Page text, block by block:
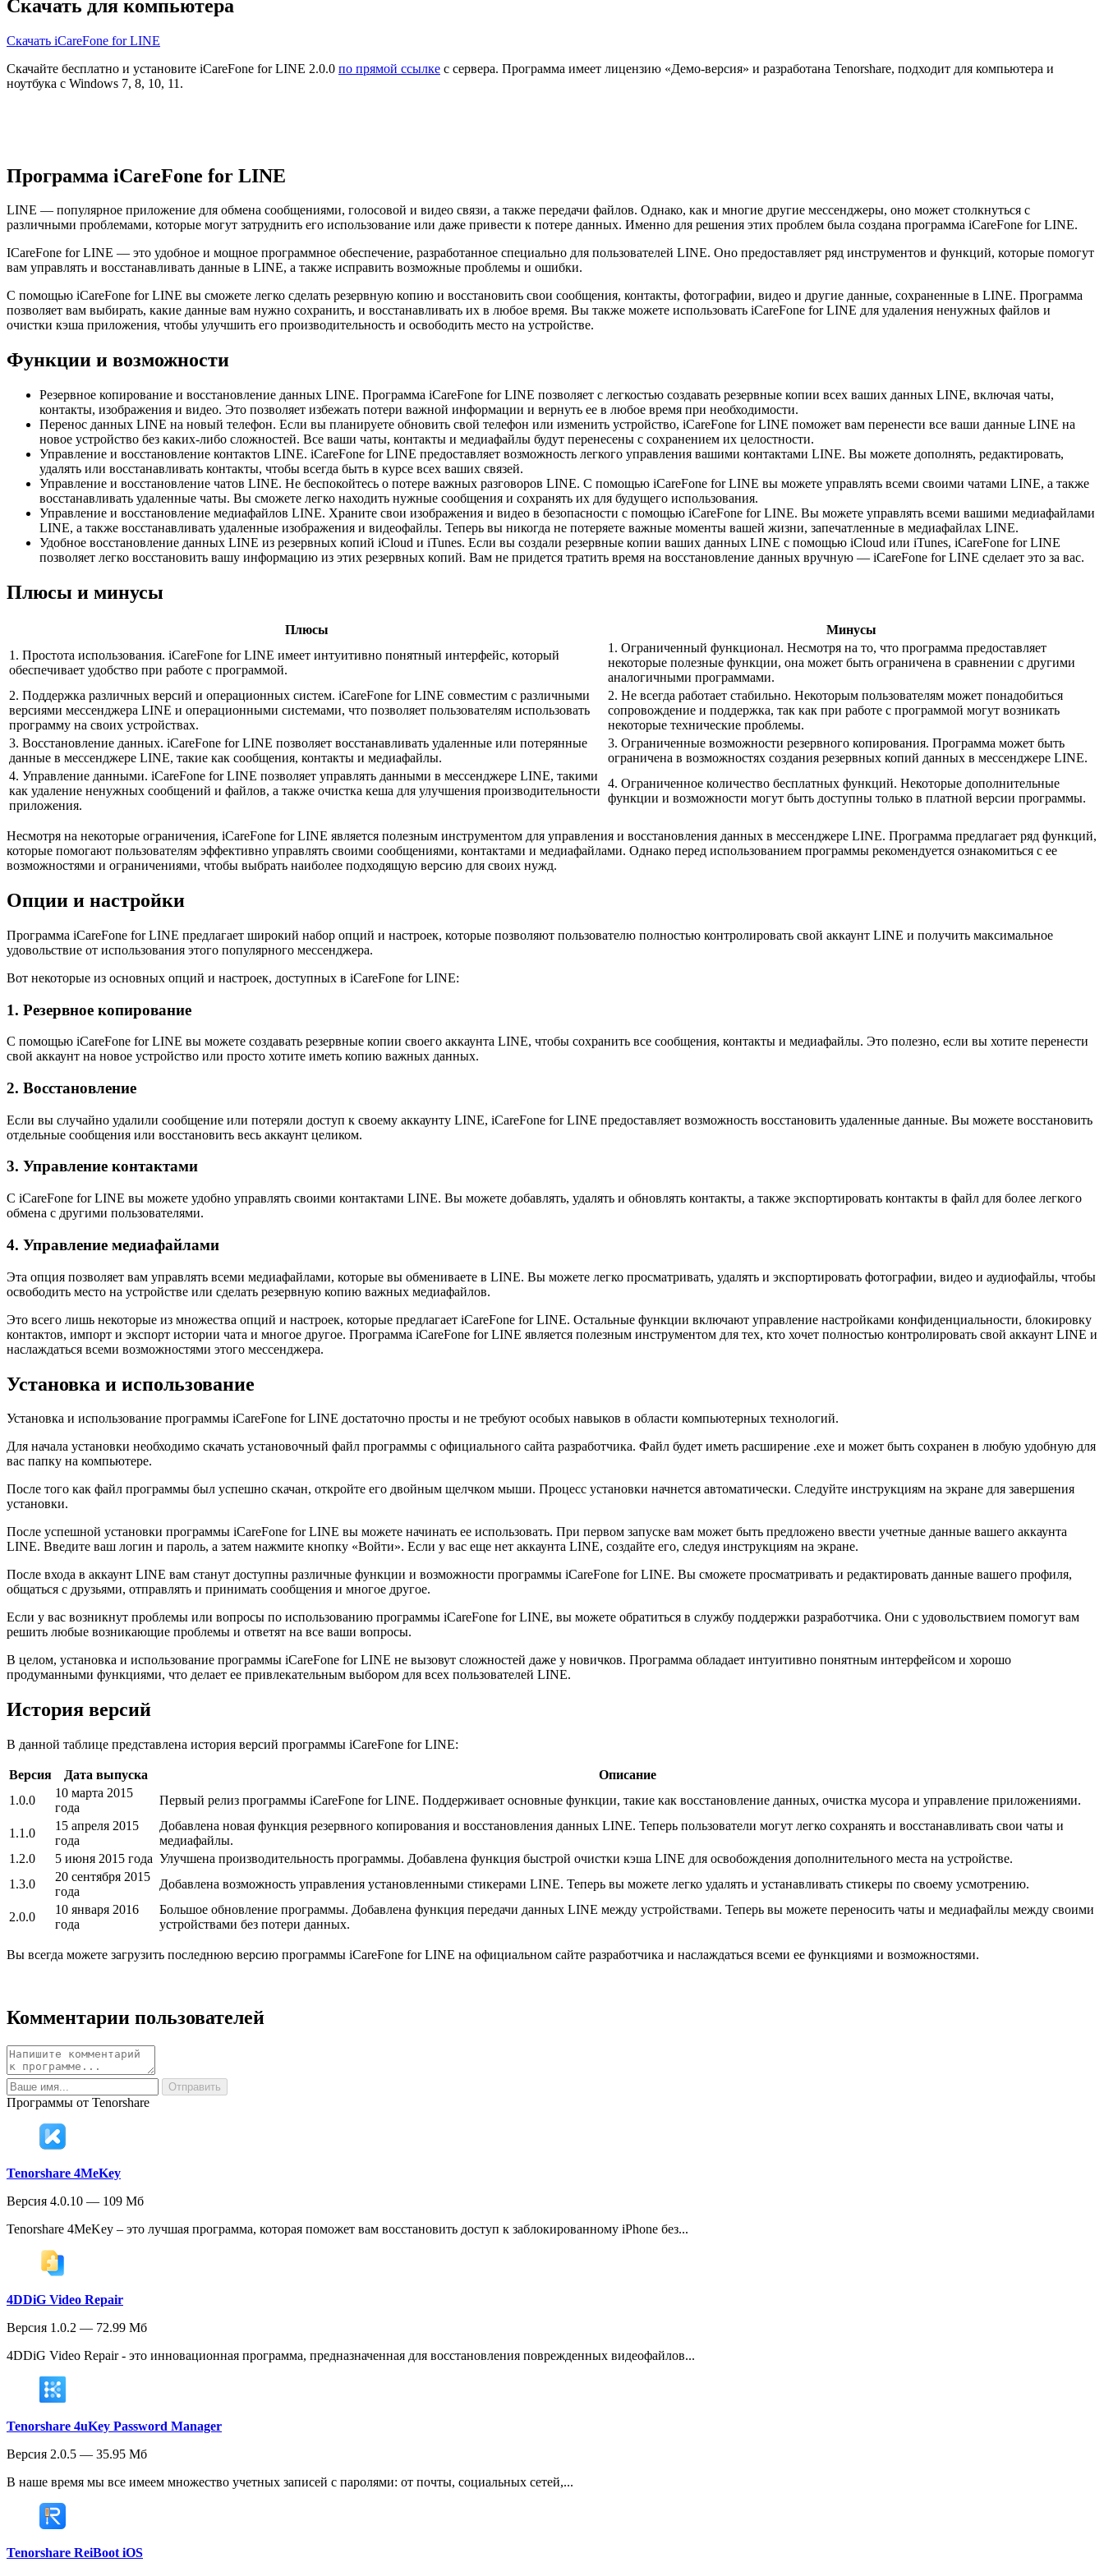
Скачать для компьютера
Скачать iCareFone for LINE
Скачайте бесплатно и установите iCareFone for LINE 2.0.0 по прямой ссылке с сервера. Программа имеет лицензию «Демо-версия» и разработана Tenorshare, подходит для компьютера и
ноутбука с Windows 7, 8, 10, 11.
Программа iCareFone for LINE
LINE — популярное приложение для обмена сообщениями, голосовой и видео связи, а также передачи файлов. Однако, как и многие другие мессенджеры, оно может столкнуться с
различными проблемами, которые могут затруднить его использование или даже привести к потере данных. Именно для решения этих проблем была создана программа iCareFone for LINE.
ICareFone for LINE — это удобное и мощное программное обеспечение, разработанное специально для пользователей LINE. Оно предоставляет ряд инструментов и функций, которые помогут
вам управлять и восстанавливать данные в LINE, а также исправить возможные проблемы и ошибки.
С помощью iCareFone for LINE вы сможете легко сделать резервную копию и восстановить свои сообщения, контакты, фотографии, видео и другие данные, сохраненные в LINE. Программа
позволяет вам выбирать, какие данные вам нужно сохранить, и восстанавливать их в любое время. Вы также можете использовать iCareFone for LINE для удаления ненужных файлов и
очистки кэша приложения, чтобы улучшить его производительность и освободить место на устройстве.
Функции и возможности
Резервное копирование и восстановление данных LINE. Программа iCareFone for LINE позволяет с легкостью создавать резервные копии всех ваших данных LINE, включая чаты,
контакты, изображения и видео. Это позволяет избежать потери важной информации и вернуть ее в любое время при необходимости.
Перенос данных LINE на новый телефон. Если вы планируете обновить свой телефон или изменить устройство, iCareFone for LINE поможет вам перенести все ваши данные LINE на
новое устройство без каких-либо сложностей. Все ваши чаты, контакты и медиафайлы будут перенесены с сохранением их целостности.
Управление и восстановление контактов LINE. iCareFone for LINE предоставляет возможность легкого управления вашими контактами LINE. Вы можете дополнять, редактировать,
удалять или восстанавливать контакты, чтобы всегда быть в курсе всех ваших связей.
Управление и восстановление чатов LINE. Не беспокойтесь о потере важных разговоров LINE. С помощью iCareFone for LINE вы можете управлять всеми своими чатами LINE, а также
восстанавливать удаленные чаты. Вы сможете легко находить нужные сообщения и сохранять их для будущего использования.
Управление и восстановление медиафайлов LINE. Храните свои изображения и видео в безопасности с помощью iCareFone for LINE. Вы можете управлять всеми вашими медиафайлами
LINE, а также восстанавливать удаленные изображения и видеофайлы. Теперь вы никогда не потеряете важные моменты вашей жизни, запечатленные в медиафайлах LINE.
Удобное восстановление данных LINE из резервных копий iCloud и iTunes. Если вы создали резервные копии ваших данных LINE с помощью iCloud или iTunes, iCareFone for LINE
позволяет легко восстановить вашу информацию из этих резервных копий. Вам не придется тратить время на восстановление данных вручную — iCareFone for LINE сделает это за вас.
Плюсы и минусы
Плюсы
Минусы
1. Простота использования. iCareFone for LINE имеет интуитивно понятный интерфейс, который
обеспечивает удобство при работе с программой.
1. Ограниченный функционал. Несмотря на то, что программа предоставляет
некоторые полезные функции, она может быть ограничена в сравнении с другими
аналогичными программами.
2. Поддержка различных версий и операционных систем. iCareFone for LINE совместим с различными
версиями мессенджера LINE и операционными системами, что позволяет пользователям использовать
программу на своих устройствах.
2. Не всегда работает стабильно. Некоторым пользователям может понадобиться
сопровождение и поддержка, так как при работе с программой могут возникать
некоторые технические проблемы.
3. Восстановление данных. iCareFone for LINE позволяет восстанавливать удаленные или потерянные
данные в мессенджере LINE, такие как сообщения, контакты и медиафайлы.
3. Ограниченные возможности резервного копирования. Программа может быть
ограничена в возможностях создания резервных копий данных в мессенджере LINE.
4. Управление данными. iCareFone for LINE позволяет управлять данными в мессенджере LINE, такими
как удаление ненужных сообщений и файлов, а также очистка кеша для улучшения производительности
приложения.
4. Ограниченное количество бесплатных функций. Некоторые дополнительные
функции и возможности могут быть доступны только в платной версии программы.
Несмотря на некоторые ограничения, iCareFone for LINE является полезным инструментом для управления и восстановления данных в мессенджере LINE. Программа предлагает ряд функций,
которые помогают пользователям эффективно управлять своими сообщениями, контактами и медиафайлами. Однако перед использованием программы рекомендуется ознакомиться с ее
возможностями и ограничениями, чтобы выбрать наиболее подходящую версию для своих нужд.
Опции и настройки
Программа iCareFone for LINE предлагает широкий набор опций и настроек, которые позволяют пользователю полностью контролировать свой аккаунт LINE и получить максимальное
удовольствие от использования этого популярного мессенджера.
Вот некоторые из основных опций и настроек, доступных в iCareFone for LINE:
1. Резервное копирование
С помощью iCareFone for LINE вы можете создавать резервные копии своего аккаунта LINE, чтобы сохранить все сообщения, контакты и медиафайлы. Это полезно, если вы хотите перенести
свой аккаунт на новое устройство или просто хотите иметь копию важных данных.
2. Восстановление
Если вы случайно удалили сообщение или потеряли доступ к своему аккаунту LINE, iCareFone for LINE предоставляет возможность восстановить удаленные данные. Вы можете восстановить
отдельные сообщения или восстановить весь аккаунт целиком.
3. Управление контактами
С iCareFone for LINE вы можете удобно управлять своими контактами LINE. Вы можете добавлять, удалять и обновлять контакты, а также экспортировать контакты в файл для более легкого
обмена с другими пользователями.
4. Управление медиафайлами
Эта опция позволяет вам управлять всеми медиафайлами, которые вы обмениваете в LINE. Вы можете легко просматривать, удалять и экспортировать фотографии, видео и аудиофайлы, чтобы
освободить место на устройстве или сделать резервную копию важных медиафайлов.
Это всего лишь некоторые из множества опций и настроек, которые предлагает iCareFone for LINE. Остальные функции включают управление настройками конфиденциальности, блокировку
контактов, импорт и экспорт истории чата и многое другое. Программа iCareFone for LINE является полезным инструментом для тех, кто хочет полностью контролировать свой аккаунт LINE и
наслаждаться всеми возможностями этого мессенджера.
Установка и использование
Установка и использование программы iCareFone for LINE достаточно просты и не требуют особых навыков в области компьютерных технологий.
Для начала установки необходимо скачать установочный файл программы с официального сайта разработчика. Файл будет иметь расширение .exe и может быть сохранен в любую удобную для
вас папку на компьютере.
После того как файл программы был успешно скачан, откройте его двойным щелчком мыши. Процесс установки начнется автоматически. Следуйте инструкциям на экране для завершения
установки.
После успешной установки программы iCareFone for LINE вы можете начинать ее использовать. При первом запуске вам может быть предложено ввести учетные данные вашего аккаунта
LINE. Введите ваш логин и пароль, а затем нажмите кнопку «Войти». Если у вас еще нет аккаунта LINE, создайте его, следуя инструкциям на экране.
После входа в аккаунт LINE вам станут доступны различные функции и возможности программы iCareFone for LINE. Вы сможете просматривать и редактировать данные вашего профиля,
общаться с друзьями, отправлять и принимать сообщения и многое другое.
Если у вас возникнут проблемы или вопросы по использованию программы iCareFone for LINE, вы можете обратиться в службу поддержки разработчика. Они с удовольствием помогут вам
решить любые возникающие проблемы и ответят на все ваши вопросы.
В целом, установка и использование программы iCareFone for LINE не вызовут сложностей даже у новичков. Программа обладает интуитивно понятным интерфейсом и хорошо
продуманными функциями, что делает ее привлекательным выбором для всех пользователей LINE.
История версий
В данной таблице представлена история версий программы iCareFone for LINE:
Версия Дата выпуска
Описание
1.0.0
10 марта 2015
года
Первый релиз программы iCareFone for LINE. Поддерживает основные функции, такие как восстановление данных, очистка мусора и управление приложениями.
1.1.0
15 апреля 2015
года
Добавлена новая функция резервного копирования и восстановления данных LINE. Теперь пользователи могут легко сохранять и восстанавливать свои чаты и
медиафайлы.
1.2.0
5 июня 2015 года Улучшена производительность программы. Добавлена функция быстрой очистки кэша LINE для освобождения дополнительного места на устройстве.
1.3.0
20 сентября 2015
года
Добавлена возможность управления установленными стикерами LINE. Теперь вы можете легко удалять и устанавливать стикеры по своему усмотрению.
2.0.0
10 января 2016
года
Большое обновление программы. Добавлена функция передачи данных LINE между устройствами. Теперь вы можете переносить чаты и медиафайлы между своими
устройствами без потери данных.
Вы всегда можете загрузить последнюю версию программы iCareFone for LINE на официальном сайте разработчика и наслаждаться всеми ее функциями и возможностями.
Комментарии пользователей
Программы от Tenorshare
Tenorshare 4MeKey
Версия 4.0.10 — 109 Мб
Tenorshare 4MeKey – это лучшая программа, которая поможет вам восстановить доступ к заблокированному iPhone без...
4DDiG Video Repair
Версия 1.0.2 — 72.99 Мб
4DDiG Video Repair - это инновационная программа, предназначенная для восстановления поврежденных видеофайлов...
Tenorshare 4uKey Password Manager
Версия 2.0.5 — 35.95 Мб
В наше время мы все имеем множество учетных записей с паролями: от почты, социальных сетей,...
Tenorshare ReiBoot iOS